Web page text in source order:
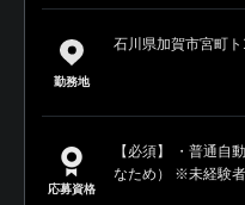
勤務地
石川県加賀市宮町ト
応募資格
【必須】 ・普通自
なため） ※未経験